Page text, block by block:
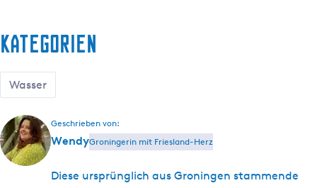
Kategorien
Wasser
Geschrieben von:
WendyGroningerin mit Friesland-Herz
Diese ursprünglich aus Groningen stammende